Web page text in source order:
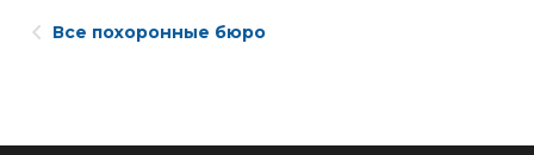
Все похоронные бюро